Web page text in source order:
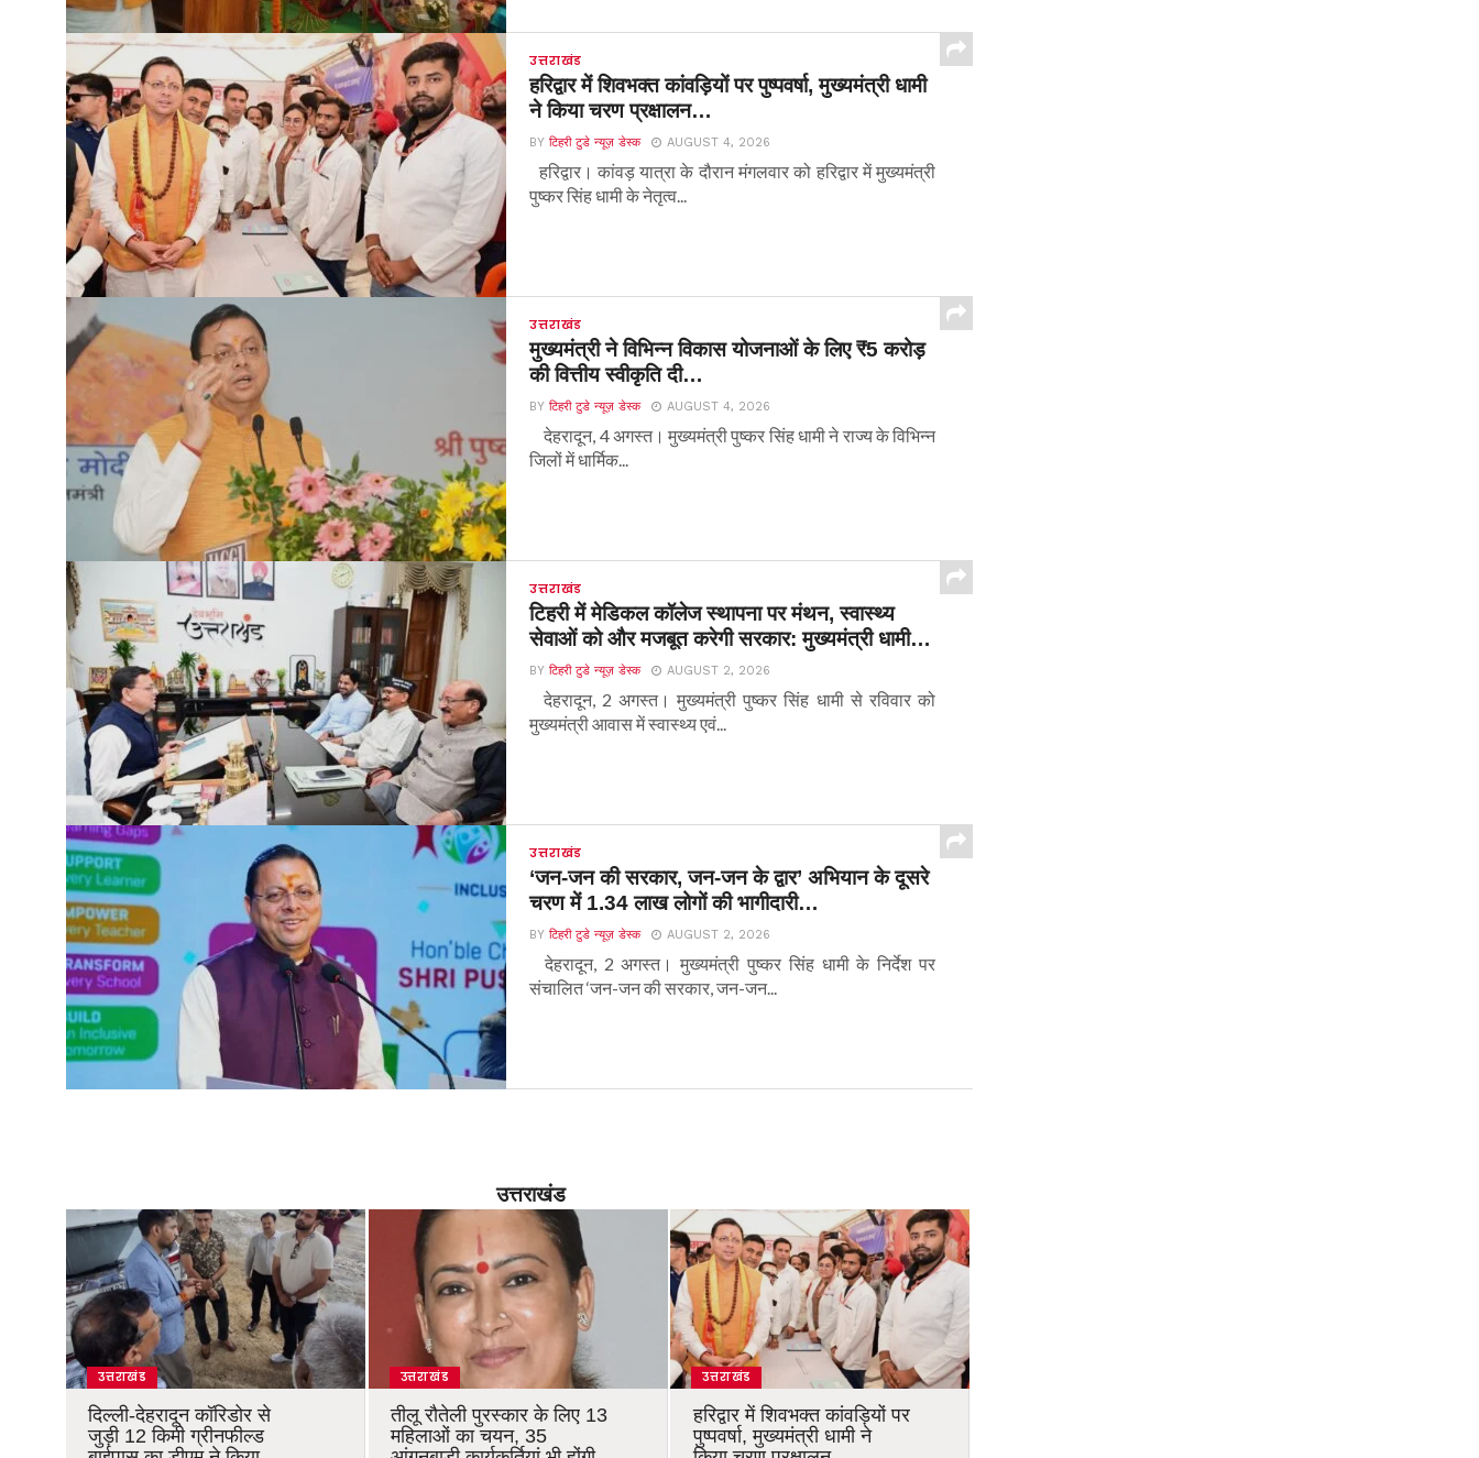
उत्तराखंड
हरिद्वार में शिवभक्त कांवड़ियों पर पुष्पवर्षा, मुख्यमंत्री धामी
ने किया चरण प्रक्षालन…
BYटिहरी टुडे न्यूज़ डेस्क AUGUST 4, 2026
हरिद्वार। कांवड़ यात्रा के दौरान मंगलवार को हरिद्वार में मुख्यमंत्री
पुष्कर सिंह धामी के नेतृत्व...
उत्तराखंड
मुख्यमंत्री ने विभिन्न विकास योजनाओं के लिए ₹5 करोड़
की वित्तीय स्वीकृति दी…
BYटिहरी टुडे न्यूज़ डेस्क AUGUST 4, 2026
देहरादून, 4 अगस्त। मुख्यमंत्री पुष्कर सिंह धामी ने राज्य के विभिन्न
जिलों में धार्मिक...
उत्तराखंड
टिहरी में मेडिकल कॉलेज स्थापना पर मंथन, स्वास्थ्य
सेवाओं को और मजबूत करेगी सरकार: मुख्यमंत्री धामी…
BYटिहरी टुडे न्यूज़ डेस्क AUGUST 2, 2026
देहरादून, 2 अगस्त। मुख्यमंत्री पुष्कर सिंह धामी से रविवार को
मुख्यमंत्री आवास में स्वास्थ्य एवं...
उत्तराखंड
‘जन-जन की सरकार, जन-जन के द्वार’ अभियान के दूसरे
चरण में 1.34 लाख लोगों की भागीदारी…
BYटिहरी टुडे न्यूज़ डेस्क AUGUST 2, 2026
देहरादून, 2 अगस्त। मुख्यमंत्री पुष्कर सिंह धामी के निर्देश पर
संचालित ‘जन-जन की सरकार, जन-जन...
उत्तराखंड
उत्तराखंड
दिल्ली-देहरादून कॉरिडोर से
जुड़ी 12 किमी ग्रीनफील्ड
उत्तराखंड
तीलू रौतेली पुरस्कार के लिए 13
महिलाओं का चयन, 35
उत्तराखंड
हरिद्वार में शिवभक्त कांवड़ियों पर
पुष्पवर्षा, मुख्यमंत्री धामी ने